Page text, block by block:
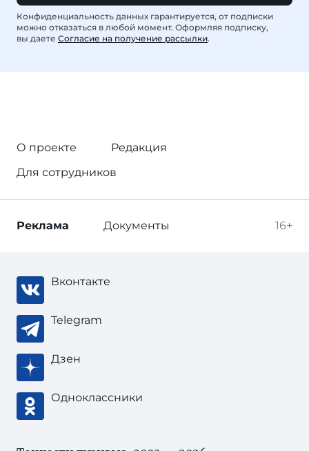
Конфиденциальность данных гарантируется, от подписки
можно отказаться в любой момент. Оформляя подписку,
вы даете Согласие на получение рассылки.
О проекте
Редакция
Для сотрудников
16+
Реклама Документы
Вконтакте
Telegram
Дзен
Одноклассники